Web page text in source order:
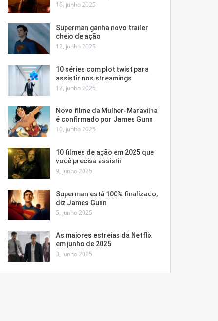
16, junho 2025
Superman ganha novo trailer
cheio de ação
12, junho 2025
10 séries com plot twist para
assistir nos streamings
12, junho 2025
Novo filme da Mulher-Maravilha
é confirmado por James Gunn
10, junho 2025
10 filmes de ação em 2025 que
você precisa assistir
9, junho 2025
Superman está 100% finalizado,
diz James Gunn
5, junho 2025
As maiores estreias da Netflix
em junho de 2025
3, junho 2025